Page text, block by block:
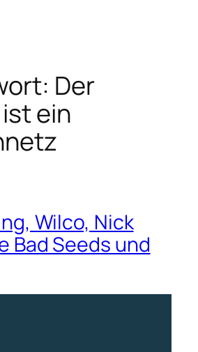
Der
ein
Wilco, Nick
Bad Seeds und